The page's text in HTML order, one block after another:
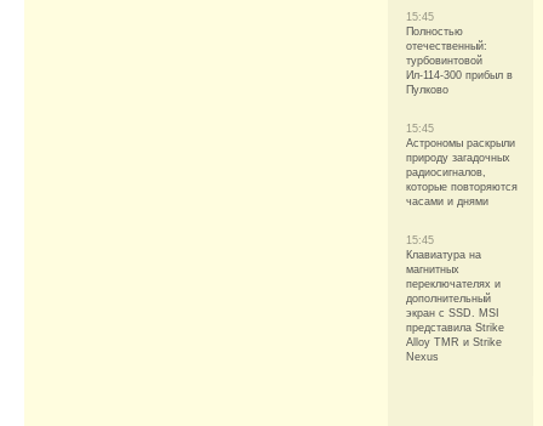
15:45
Полностью
отечественный:
турбовинтовой
Ил-114-300 прибыл в
Пулково
15:45
Астрономы раскрыли
природу загадочных
радиосигналов,
которые повторяются
часами и днями
15:45
Клавиатура на
магнитных
переключателях и
дополнительный
экран с SSD. MSI
представила Strike
Alloy TMR и Strike
Nexus